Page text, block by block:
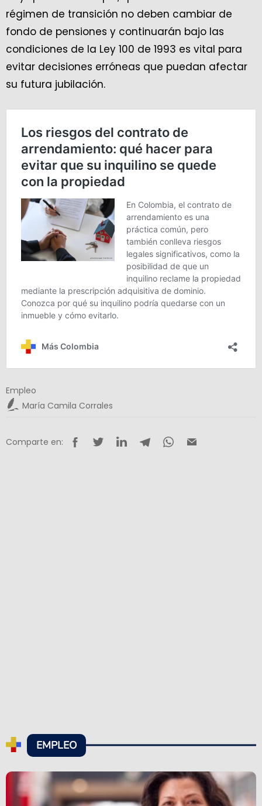
régimen de transición no deben cambiar de
fondo de pensiones y continuarán bajo las
condiciones de la Ley 100 de 1993 es vital para
evitar decisiones erróneas que puedan afectar
su futura jubilación.
Empleo
María Camila Corrales
Comparte en:
EMPLEO